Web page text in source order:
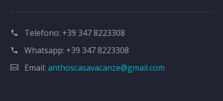
Telefono: +39 347 8223308
Whatsapp: +39 347 8223308
Email: anthoscasavacanze@gmail.com